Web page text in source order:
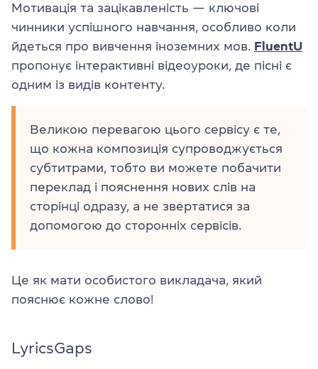
Мотивація та зацікавленість — ключові
чинники успішного навчання, особливо коли
йдеться про вивчення іноземних мов. FluentU
пропонує інтерактивні відеоуроки, де пісні є
одним із видів контенту.
Великою перевагою цього сервісу є те,
що кожна композиція супроводжується
субтитрами, тобто ви можете побачити
переклад і пояснення нових слів на
сторінці одразу, а не звертатися за
допомогою до сторонніх сервісів.
Це як мати особистого викладача, який
пояснює кожне слово!
LyricsGaps